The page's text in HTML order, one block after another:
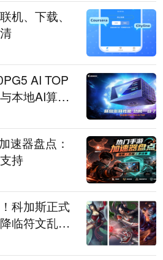
机、下载、
AI TOP
本地AI算力
速器盘点：
持
科加斯正式
临符文乱